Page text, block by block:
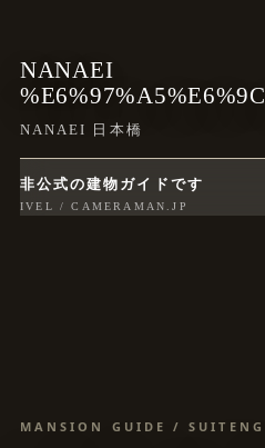
NANAEI
NANAEI 日本橋
非公式の建物ガイドです
IVEL / CAMERAMAN.JP
MANSION GUIDE /